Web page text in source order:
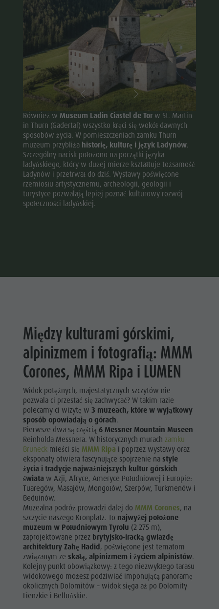
Również wMuseum Ladin Ciastel de Tor w St. Martin
in Thurn (Gadertal) wszystko kręci się wokół dawnych
sposobów życia. W pomieszczeniach zamku Thurn
muzeum przybliża historię, kulturę i język Ladynów.
Szczególny nacisk położono na początki języka
ladyńskiego, który w dużej mierze kształtuje tożsamość
Ladynów i przetrwał do dziś. Wystawy poświęcone
rzemiosłu artystycznemu, archeologii, geologii i
turystyce pozwalają lepiej poznać kulturowy rozwój
społeczności ladyńskiej.
Między kulturami górskimi,
alpinizmem i fotografią: MMM
Corones, MMM Ripa i LUMEN
Widok potężnych, majestatycznych szczytów nie
pozwala ci przestać się zachwycać? W takim razie
polecamy ci wizytę w3 muzeach, które w wyjątkowy
sposób opowiadają o górach.
Pierwsze dwa są częścią 6 Messner Mountain Museen
Reinholda Messnera. W historycznych murach zamku
Bruneck mieści się MMM Ripa i poprzez wystawy oraz
eksponaty otwiera fascynujące spojrzenie nastyle
życia i tradycje najważniejszych kultur górskich
świata w Azji, Afryce, Ameryce Południowej i Europie:
Tuaregów, Masajów, Mongołów, Szerpów, Turkmenów i
Beduinów.
Muzealna podróż prowadzi dalej do MMM Corones, na
szczycie naszego Kronplatz. To najwyżej położone
muzeum w Południowym Tyrolu (2 275 m),
zaprojektowane przez brytyjsko-iracką gwiazdę
architektury Zahę Hadid, poświęcone jest tematom
związanym zeskałą, alpinizmem i życiem alpinistów.
Kolejny punkt obowiązkowy: z tego niezwykłego tarasu
widokowego możesz podziwiać imponującą panoramę
okolicznych Dolomitów – widok sięga aż po Dolomity
Lienzkie i Belluńskie.